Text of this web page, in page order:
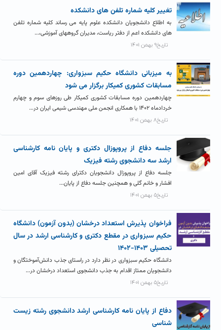
تغییر کلیه شماره تلفن های دانشکده
به اطلاع دانشجویان دانشکده علوم پایه می رساند کلیه شماره تلفن
های دانشکده اعم از دفتر ریاست، مدیران گروههای آموزشی،...
تاریخ۹ بهمن ۱۴۰۱
به میزبانی دانشگاه حکیم سبزواری: چهاردهمین دوره
مسابقات کشوری کمیکار برگزار می شود
چهاردهمین دوره مسابقات کشوری کمیکار طی روزهای سوم و چهارم
خردادماه ۱۴۰۲ با همکاری انجمن ملی مهندسی شیمی ایران در...
تاریخ۸ بهمن ۱۴۰۱
جلسه دفاع از پروپوزال دکتری و پایان نامه کارشناسی
ارشد سه دانشجوی رشته فیزیک
جلسه دفاع از پروپوزال دانشجویان دکترای رشته فیزیک آقای امین
افشار و خانم گلی و همچنین جلسه دفاع از پایان...
تاریخ۵ بهمن ۱۴۰۱
فراخوان پذیرش استعداد درخشان (بدون آزمون) دانشگاه
حکیم سبزواری در مقطع دکتری و کارشناسی ارشد در سال
تحصیلی ۱۴۰۳-۱۴۰۲
دانشگاه حکیم سبزواری در نظر دارد در راستای جذب دانش‌آموختگان و
دانشجویان ممتاز اقدام به جذب دانشجوی استعداد درخشان در...
تاریخ۵ بهمن ۱۴۰۱
دفاع از پایان نامه کارشناسی ارشد دانشجوی رشته زیست
شناسی